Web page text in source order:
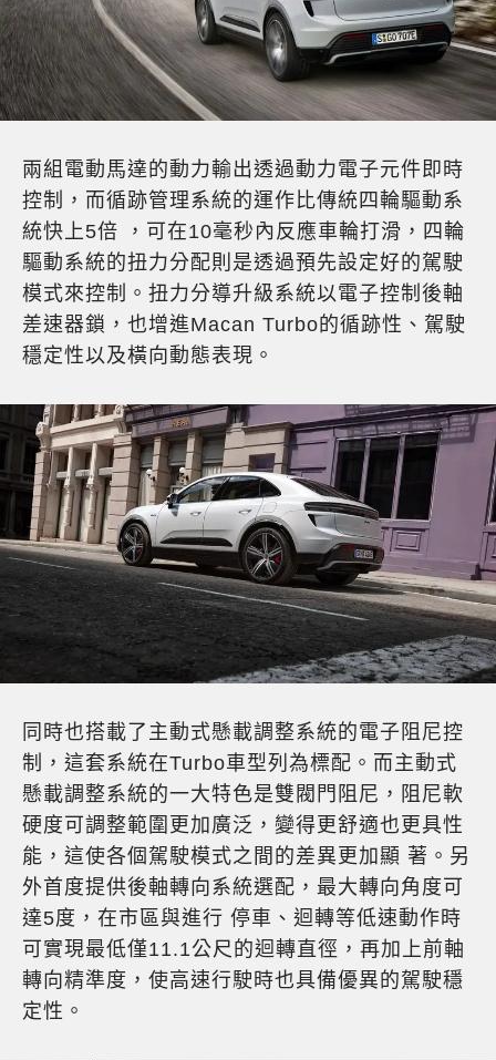
兩組電動馬達的動力輸出透過動力電子元件即時
控制，而循跡管理系統的運作比傳統四輪驅動系
統快上5倍 ，可在10毫秒內反應車輪打滑，四輪
驅動系統的扭力分配則是透過預先設定好的駕駛
模式來控制。扭力分導升級系統以電子控制後軸
差速器鎖，也增進Macan Turbo的循跡性、駕駛
穩定性以及橫向動態表現。
同時也搭載了主動式懸載調整系統的電子阻尼控
制，這套系統在Turbo車型列為標配。而主動式
懸載調整系統的一大特色是雙閥門阻尼，阻尼軟
硬度可調整範圍更加廣泛，變得更舒適也更具性
能，這使各個駕駛模式之間的差異更加顯 著。另
外首度提供後軸轉向系統選配，最大轉向角度可
達5度，在市區與進行 停車、迴轉等低速動作時
可實現最低僅11.1公尺的迴轉直徑，再加上前軸
轉向精準度，使高速行駛時也具備優異的駕駛穩
定性。